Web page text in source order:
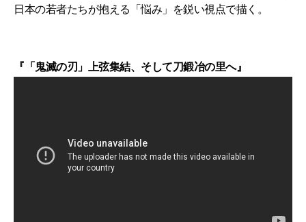
日本の若者たちが抱える「悩み」を鋭い視点で描く。
『「鬼滅の刃」上弦集結、そして刀鍛冶の里へ』